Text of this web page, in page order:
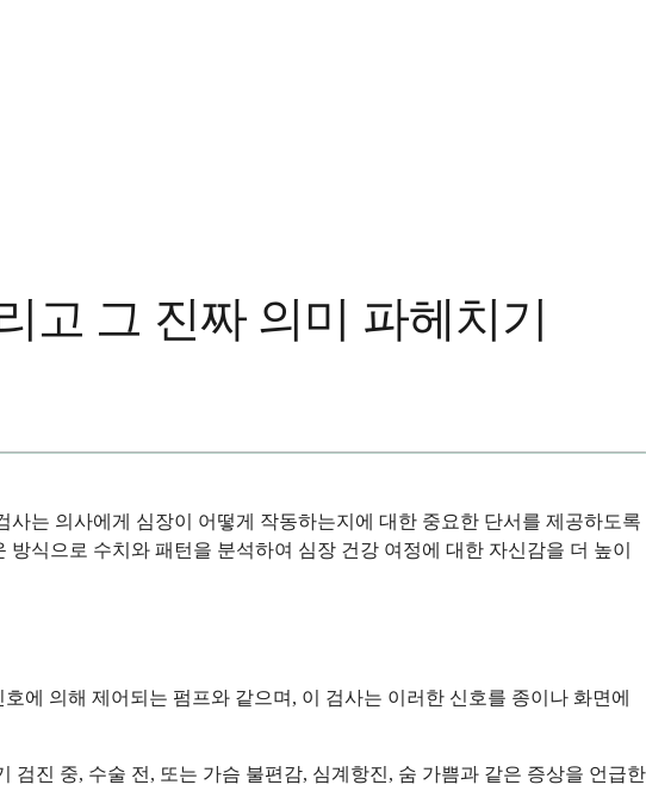
고 그 진짜 의미 파헤치기
는 의사에게 심장이 어떻게 작동하는지에 대한 중요한 단서를 제공하도록
식으로 수치와 패턴을 분석하여 심장 건강 여정에 대한 자신감을 더 높이
에 의해 제어되는 펌프와 같으며, 이 검사는 이러한 신호를 종이나 화면에
진 중, 수술 전, 또는 가슴 불편감, 심계항진, 숨 가쁨과 같은 증상을 언급한